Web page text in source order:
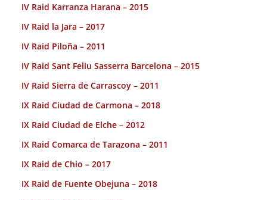
IV Raid Karranza Harana – 2015
IV Raid la Jara – 2017
IV Raid Piloña – 2011
IV Raid Sant Feliu Sasserra Barcelona – 2015
IV Raid Sierra de Carrascoy – 2011
IX Raid Ciudad de Carmona – 2018
IX Raid Ciudad de Elche – 2012
IX Raid Comarca de Tarazona – 2011
IX Raid de Chio – 2017
IX Raid de Fuente Obejuna – 2018